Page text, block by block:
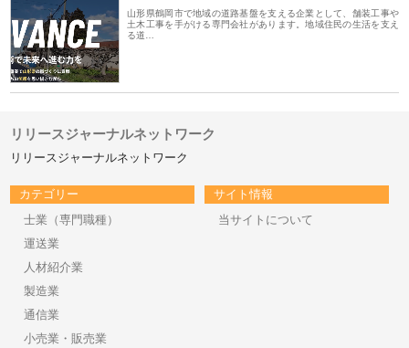
山形県鶴岡市で地域の道路基盤を支える企業として、舗装工事や
土木工事を手がける専門会社があります。地域住民の生活を支え
る道…
リリースジャーナルネットワーク
リリースジャーナルネットワーク
カテゴリー
士業（専門職種）
運送業
人材紹介業
製造業
通信業
小売業・販売業
サイト情報
当サイトについて